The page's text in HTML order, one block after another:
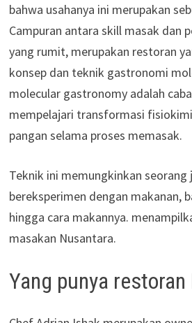
bahwa usahanya ini merupakan
Campuran antara skill masak dan
yang rumit, merupakan restoran
konsep dan teknik gastronomi
molecular gastronomy adalah
mempelajari transformasi
pangan selama proses memasak.
Teknik ini memungkinkan seorang
bereksperimen dengan makanan,
hingga cara makannya.
masakan Nusantara.
Yang punya restoran